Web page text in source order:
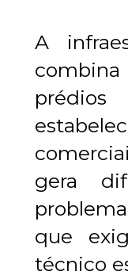
A
combina
gera
que
técnico